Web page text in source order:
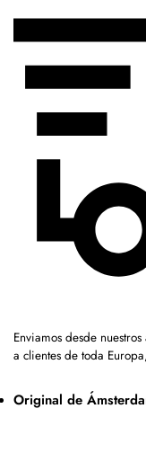
Enviamos desde
a clientes de toda
Original de